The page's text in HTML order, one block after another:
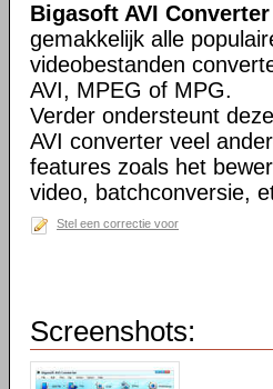
Bigasoft AVI Converter
gemakkelijk alle
videobestanden
AVI, MPEG of MPG.
Verder ondersteunt
AVI converter veel
features zoals het
video, batchconversie,
Stel een correctie voor
Screenshots: